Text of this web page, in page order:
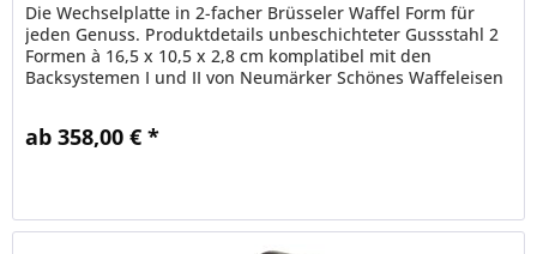
Die Wechselplatte in 2-facher Brüsseler Waffel Form für
jeden Genuss. Produktdetails unbeschichteter Gussstahl 2
Formen à 16,5 x 10,5 x 2,8 cm komplatibel mit den
Backsystemen I und II von Neumärker Schönes Waffeleisen
ab 358,00 € *